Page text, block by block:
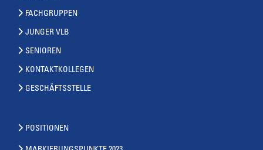
FACHGRUPPEN
JUNGER VLB
SENIOREN
KONTAKTKOLLEGEN
GESCHÄFTSSTELLE
POSITIONEN